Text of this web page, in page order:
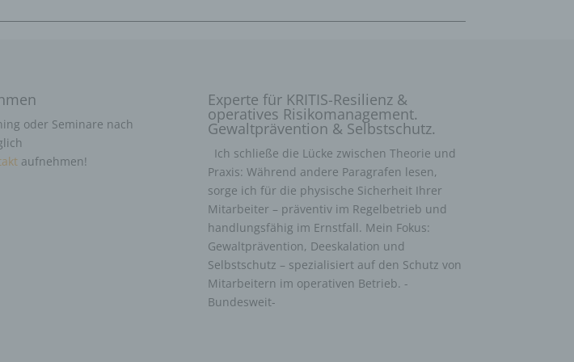
oder Seminare nach
aufnehmen!
Experte für KRITIS-Resilienz &
operatives Risikomanagement.
Gewaltprävention & Selbstschutz.
Ich schließe die Lücke zwischen Theorie und
Praxis: Während andere Paragrafen lesen,
sorge ich für die physische Sicherheit Ihrer
Mitarbeiter – präventiv im Regelbetrieb und
handlungsfähig im Ernstfall. Mein Fokus:
Gewaltprävention, Deeskalation und
Selbstschutz – spezialisiert auf den Schutz von
Mitarbeitern im operativen Betrieb. -
Bundesweit-